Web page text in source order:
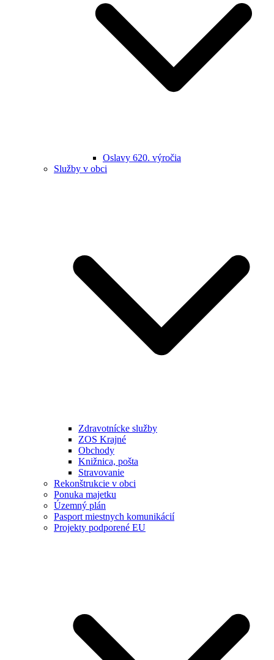
Oslavy 620. výročia
Služby v obci
Zdravotnícke služby
ZOS Krajné
Obchody
Knižnica, pošta
Stravovanie
Rekonštrukcie v obci
Ponuka majetku
Územný plán
Pasport miestnych komunikácií
Projekty podporené EU